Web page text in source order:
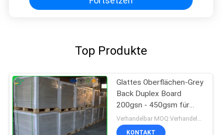
Top Produkte
Glattes Oberflächen-Grey
Back Duplex Board
200gsn - 450gsm für
Bucheinband des
gebundenen Buches
KONTAKT